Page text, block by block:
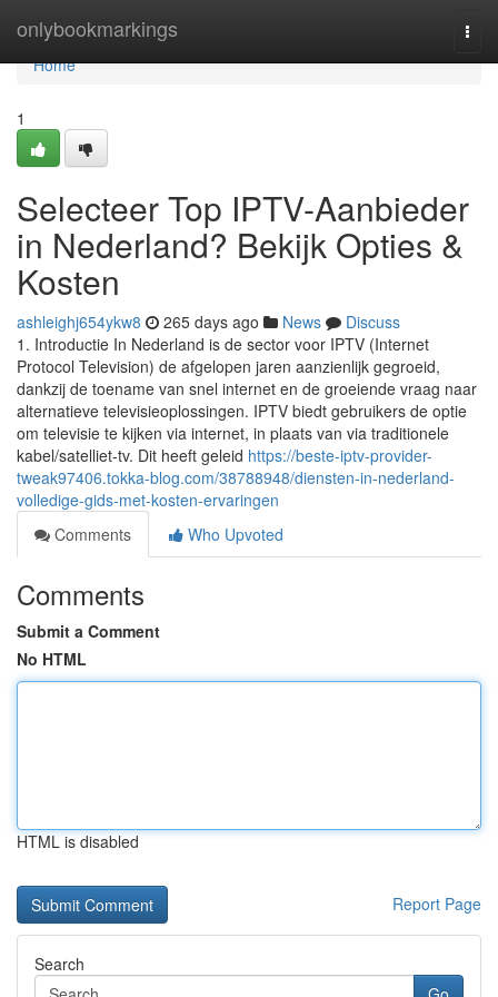
onlybookmarkings
Home
Home
1
Selecteer Top IPTV-Aanbieder
in Nederland? Bekijk Opties &
Kosten
ashleighj654ykw8 265 days ago News
Discuss
1. Introductie In Nederland is de sector voor IPTV (Internet
Protocol Television) de afgelopen jaren aanzienlijk gegroeid,
dankzij de toename van snel internet en de groeiende vraag naar
alternatieve televisieoplossingen. IPTV biedt gebruikers de optie
om televisie te kijken via internet, in plaats van via traditionele
kabel/satelliet-tv. Dit heeft geleid https://beste-iptv-provider-
tweak97406.tokka-blog.com/38788948/diensten-in-nederland-
volledige-gids-met-kosten-ervaringen
Comments
Who Upvoted
Comments
Submit a Comment
No HTML
HTML is disabled
Report Page
Search